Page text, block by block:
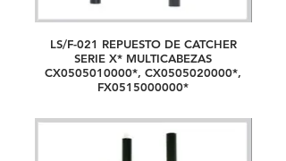
LS/F-021 REPUESTO DE CATCHER
SERIE X* MULTICABEZAS
CX0505010000*, CX0505020000*,
FX0515000000*